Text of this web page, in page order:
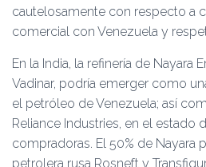
cautelosamente con respecto a
comercial con Venezuela y
En la India, la refinería de Nayara
Vadinar, podría emerger como
el petróleo de Venezuela; así
Reliance Industries, en el estado
compradoras. El 50% de Nayara
petrolera rusa Rosneft y